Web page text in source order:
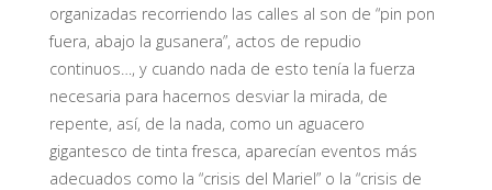
organizadas recorriendo las calles al son de “pin pon
fuera, abajo la gusanera”, actos de repudio
continuos…, y cuando nada de esto tenía la fuerza
necesaria para hacernos desviar la mirada, de
repente, así, de la nada, como un aguacero
gigantesco de tinta fresca, aparecían eventos más
adecuados como la “crisis del Mariel” o la “crisis de